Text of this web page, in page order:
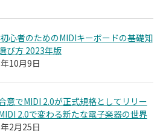
心者のためのMIDIキーボードの基礎知
び方 2023年版
10月9日
意でMIDI 2.0が正式規格としてリリー
2.0で変わる新たな電子楽器の世界
2月25日